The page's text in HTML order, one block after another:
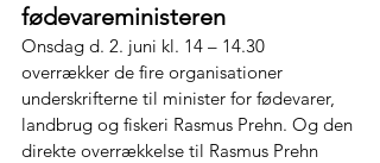
fødevareministeren
Onsdag d. 2. juni kl. 14 – 14.30
overrækker de fire organisationer
underskrifterne til minister for fødevarer,
landbrug og fiskeri Rasmus Prehn. Og den
direkte overrækkelse til Rasmus Prehn